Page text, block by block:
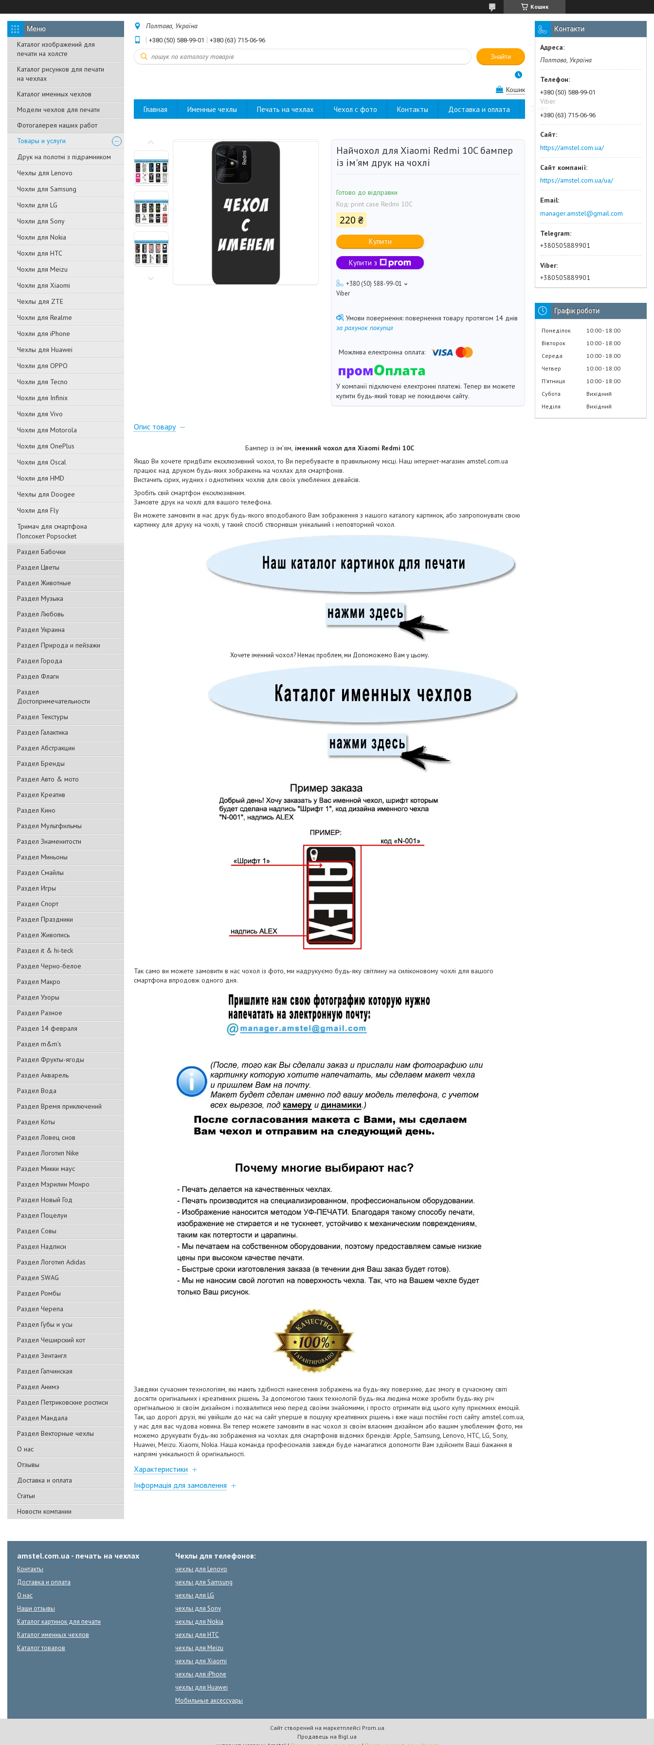
Кошик
Каталог изображений для
печати на холсте
Каталог рисунков для печати
на чехлах
Каталог именных чехлов
Модели чехлов для печати
Фотогалерея наших работ
Товары и услуги
Друк на полотні з підрамником
Чехлы для Lenovo
Чохли для Samsung
Чохли для LG
Чохли для Sony
Чохли для Nokia
Чохли для HTC
Чохли для Meizu
Чохли для Xiaomi
Чехлы для ZTE
Чохли для Realme
Чохли для iPhone
Чехлы для Huawei
Чохли для OPPO
Чохли для Tecno
Чохли для Infinix
Чохли для Vivo
Чохли для Motorola
Чохли для OnePlus
Чохли для Oscal
Чохли для HMD
Чехлы для Doogee
Чохли для Fly
Тримач для смартфона
Попсокет Popsocket
Раздел Бабочки
Раздел Цветы
Раздел Животные
Раздел Музыка
Раздел Любовь
Раздел Украина
Раздел Природа и пейзажи
Раздел Города
Раздел Флаги
Раздел
Достопримечательности
Раздел Текстуры
Раздел Галактика
Раздел Абстракции
Раздел Бренды
Раздел Авто & мото
Раздел Креатив
Раздел Кино
Раздел Мультфильмы
Раздел Знаменитости
Раздел Миньоны
Раздел Смайлы
Раздел Игры
Раздел Спорт
Раздел Праздники
Раздел Живопись
Раздел it & hi-teck
Раздел Черно-белое
Раздел Макро
Раздел Узоры
Раздел Разное
Раздел 14 февраля
Раздел m&m's
Раздел Фрукты-ягоды
Раздел Акварель
Раздел Вода
Раздел Время приключений
Раздел Коты
Раздел Ловец снов
Раздел Логотип Nike
Раздел Микки маус
Раздел Мэрилин Монро
Раздел Новый Год
Раздел Поцелуи
Раздел Совы
Раздел Надписи
Раздел Логотип Adidas
Раздел SWAG
Раздел Ромбы
Раздел Черепа
Раздел Губы и усы
Раздел Чеширский кот
Раздел Зентангл
Раздел Гапчинская
Раздел Анимэ
Раздел Петриковские росписи
Раздел Мандала
Раздел Векторные чехлы
О нас
Отзывы
Доставка и оплата
Статьи
Новости компании
Полтава, Україна
+380 (50) 588-99-01 +380 (63) 715-06-96
Знайти
Кошик
Главная Именные чехлы Печать на чехлах Чехол с фото Контакты Доставка и оплата О нас
Найчохол для Xiaomi Redmi 10C бампер
із ім'ям друк на чохлі
Готово до відправки
Код: print case Redmi 10C
220 ₴
Купити
Купити з
+380 (50) 588-99-01
Viber
повернення товару протягом 14 днів
за рахунок покупця
У компанії підключені електронні платежі. Тепер ви можете
купити будь-який товар не покидаючи сайту.
Опис товару
Бампер із ім'ям, іменний чохол для Xiaomi Redmi 10C
Якщо Ви хочете придбати ексклюзивний чохол, то Ви перебуваєте в правильному місці. Наш інтернет-магазин amstel.com.ua
працює над друком будь-яких зображень на чохлах для смартфонів.
Вистачить сірих, нудних і однотипних чохлів для своїх улюблених девайсів.
Зробіть свій смартфон ексклюзивним.
Замовте друк на чохлі для вашого телефона.
Ви можете замовити в нас друк будь-якого вподобаного Вам зображення з нашого каталогу картинок, або запропонувати свою
картинку для друку на чохлі, у такий спосіб створивши унікальний і неповторний чохол.
Хочете іменний чохол? Немає проблем, ми Допоможемо Вам у цьому.
Так само ви можете замовити в нас чохол із фото, ми надрукуємо будь-яку світлину на силіконовому чохлі для вашого
смартфона впродовж одного дня.
Завдяки сучасним технологіям, які мають здібності нанесення зображень на будь-яку поверхню, дає змогу в сучасному світі
досягти оригінальних і креативних рішень. За допомогою таких технологій будь-яка людина може зробити будь-яку річ
оригінальною зі своїм дизайном і похвалитися нею перед своїми знайомими, і просто отримати від цього купу приємних емоцій.
Так, що дорогі друзі, які увійшли до нас на сайт уперше в пошуку креативних рішень і вже наші постійні гості сайту amstel.com.ua,
у нас для вас чудова новина. Ви тепер можете замовити в нас чохол зі своїм власним дизайном або вашим улюбленим фото, ми
можемо друкувати будь-які зображення на чохлах для смартфонів відомих брендів: Apple, Samsung, Lenovo, HTC, LG, Sony,
Huawei, Meizu. Xiaomi, Nokia. Наша команда професіоналів завжди буде намагатися допомогти Вам здійснити Ваші бажання в
напрямі унікальності й оригінальності.
Характеристики
Інформація для замовлення
Контакти
Полтава, Україна
+380 (50) 588-99-01
Viber
+380 (63) 715-06-96
https://amstel.com.ua/
https://amstel.com.ua/ua/
manager.amstel@gmail.com
+380505889901
+380505889901
Графік роботи
Понеділок 10:00 18:00
Вівторок
10:00 18:00
Середа
10:00 18:00
Четвер
10:00 18:00
Пʼятниця
10:00 18:00
Субота
Вихідний
Неділя
Вихідний
amstel.com.ua - печать на чехлах
Контакты
Доставка и оплата
О нас
Наши отзывы
Каталог картинок для печати
Каталог именных чехлов
Каталог товаров
Чехлы для телефонов:
чехлы для Lenovo
чехлы для Samsung
чехлы для LG
чехлы для Sony
чехлы для Nokia
чехлы для HTC
чехлы для Meizu
чехлы для Xiaomi
чехлы для iPhone
чехлы для Huawei
Мобильные аксессуары
Сайт створений на маркетплейсі Prom.ua
Продавець на Bigl.ua